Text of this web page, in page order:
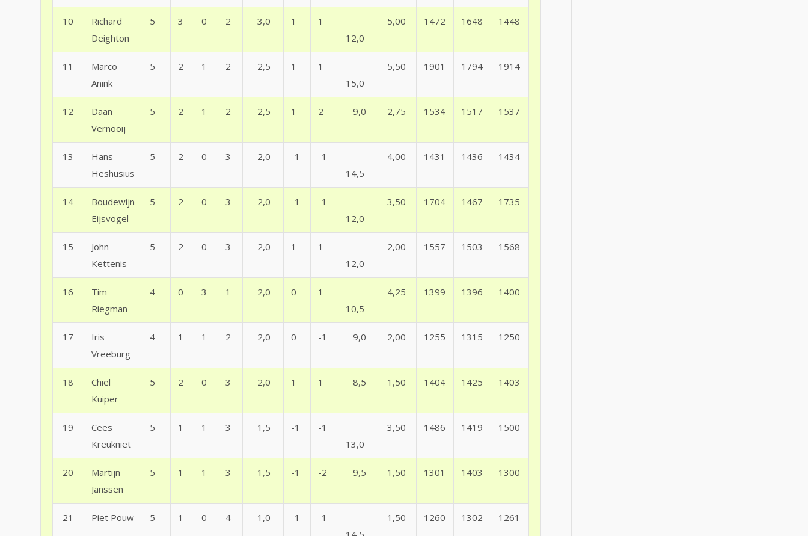
10
Richard
Deighton
5 3 0 2 3,0 1
1
12,0
5,00 1472 1648 1448
11
Marco
Anink
5 2 1 2 2,5 1
1
15,0
5,50 1901 1794 1914
12
Daan
Vernooij
5 2 1 2 2,5 1 2 9,0 2,75 1534 1517 1537
13
Hans
Heshusius
5 2 0 3 2,0 -1
-1
14,5
4,00 1431 1436 1434
14
Boudewijn
Eijsvogel
5 2 0 3 2,0 -1
-1
12,0
3,50 1704 1467 1735
15
John
Kettenis
5 2 0 3 2,0 1
1
12,0
2,00 1557 1503 1568
16
Tim
Riegman
4 0 3 1 2,0 0
1
10,5
4,25 1399 1396 1400
17
Iris
Vreeburg
4 1 1 2 2,0 0 -1 9,0 2,00 1255 1315 1250
18
Chiel
Kuiper
5 2 0 3 2,0 1 1 8,5 1,50 1404 1425 1403
19
Cees
Kreukniet
5 1 1 3 1,5 -1
-1
13,0
3,50 1486 1419 1500
20
Martijn
Janssen
5 1 1 3 1,5 -1 -2 9,5 1,50 1301 1403 1300
21 Piet Pouw 5 1 0 4 1,0 -1
-1
1,50 1260 1302 1261